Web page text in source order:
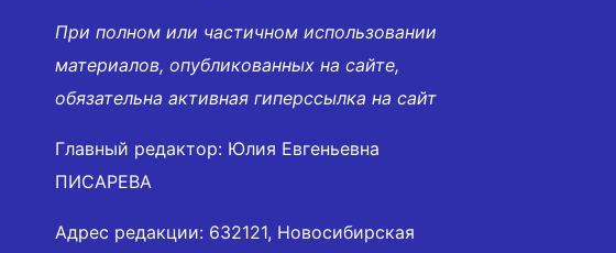
При полном или частичном использовании
материалов, опубликованных на сайте,
обязательна активная гиперссылка на сайт
Главный редактор: Юлия Евгеньевна
ПИСАРЕВА
Адрес редакции: 632121, Новосибирская